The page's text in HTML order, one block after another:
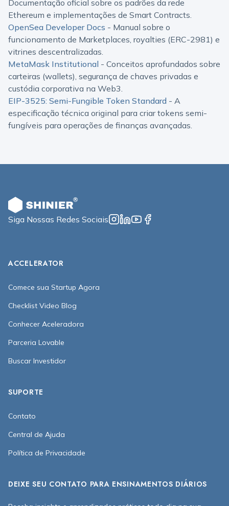
Documentação oficial sobre os padrões da rede
Ethereum e implementações de Smart Contracts.
OpenSea Developer Docs - Manual sobre o
funcionamento de Marketplaces, royalties (ERC-2981) e
vitrines descentralizadas.
MetaMask Institutional - Conceitos aprofundados sobre
carteiras (wallets), segurança de chaves privadas e
custódia corporativa na Web3.
EIP-3525: Semi-Fungible Token Standard - A
especificação técnica original para criar tokens semi-
fungíveis para operações de finanças avançadas.
Siga Nossas Redes Sociais
ACCELERATOR
Comece sua Startup Agora
Checklist Video Blog
Conhecer Aceleradora
Parceria Lovable
Buscar Investidor
SUPORTE
Contato
Central de Ajuda
Política de Privacidade
DEIXE SEU CONTATO PARA ENSINAMENTOS DIÁRIOS